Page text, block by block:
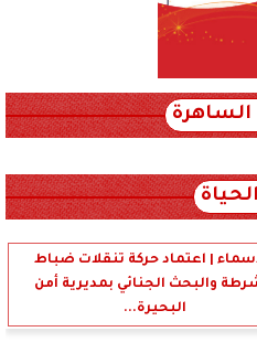
الساهرة
| اعتماد حركة تنقلات ضباط
والبحث الجنائي بمديرية أمن
البحيرة...